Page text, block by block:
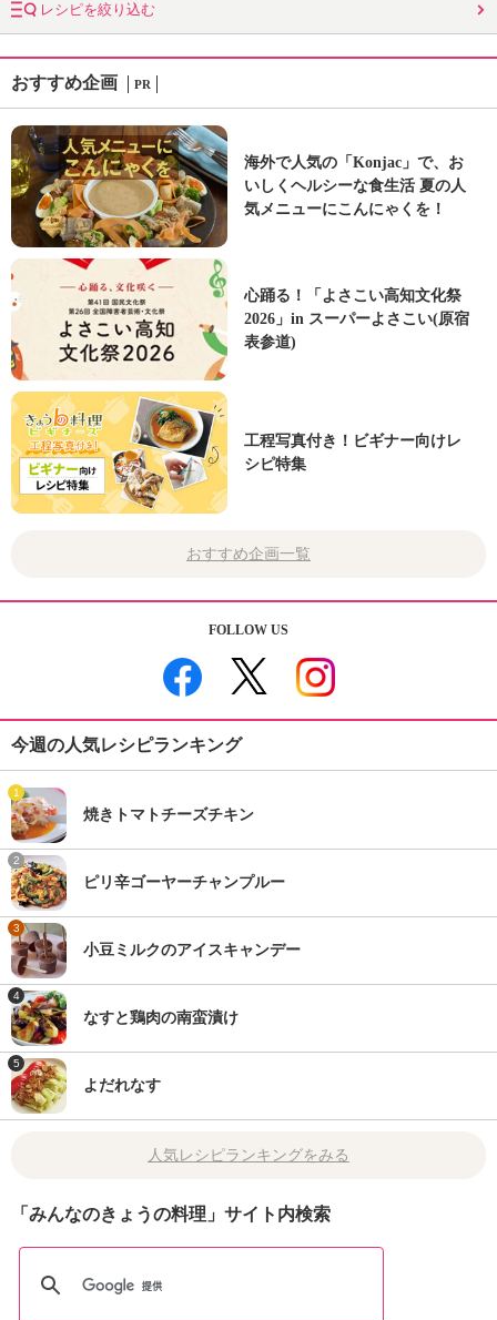
レシピを絞り込む
おすすめ企画 PR
海外で人気の「Konjac」で、お
いしくヘルシーな食生活 夏の人
気メニューにこんにゃくを！
心踊る！「よさこい高知文化祭
2026」in スーパーよさこい(原宿
表参道)
工程写真付き！ビギナー向けレ
シピ特集
おすすめ企画一覧
FOLLOW US
今週の人気レシピランキング
1
焼きトマトチーズチキン
2
ピリ辛ゴーヤーチャンプルー
3
小豆ミルクのアイスキャンデー
4
なすと鶏肉の南蛮漬け
5
よだれなす
人気レシピランキングをみる
「みんなのきょうの料理」サイト内検索